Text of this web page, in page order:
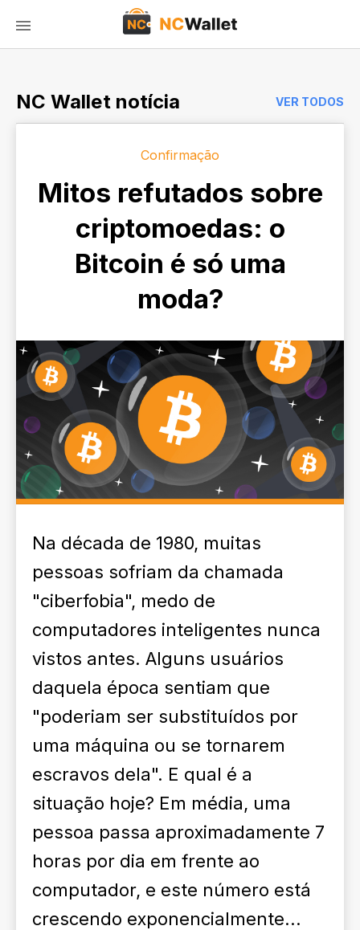
NC Wallet notícia VER TODOS
Confirmação
Mitos refutados sobre
criptomoedas: o
Bitcoin é só uma
moda?
Na década de 1980, muitas
pessoas sofriam da chamada
"ciberfobia", medo de
computadores inteligentes nunca
vistos antes. Alguns usuários
daquela época sentiam que
"poderiam ser substituídos por
uma máquina ou se tornarem
escravos dela". E qual é a
situação hoje? Em média, uma
pessoa passa aproximadamente 7
horas por dia em frente ao
computador, e este número está
crescendo exponencialmente...